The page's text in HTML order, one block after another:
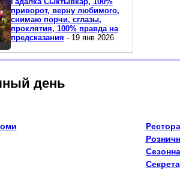
приворот, верну любимого,
снимаю порчи, сглазы,
проклятия, 100% правда на
предсказания - 19 янв 2026
день